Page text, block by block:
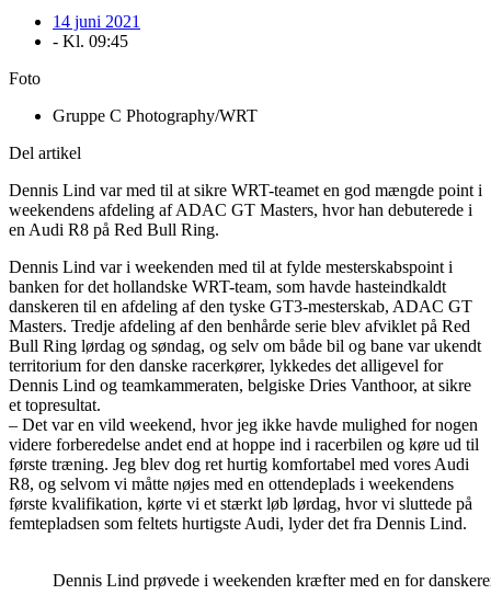
14 juni 2021
- Kl. 09:45
Foto
Gruppe C Photography/WRT
Del artikel
Dennis Lind var med til at sikre WRT-teamet en god mængde point i
weekendens afdeling af ADAC GT Masters, hvor han debuterede i
en Audi R8 på Red Bull Ring.
Dennis Lind var i weekenden med til at fylde mesterskabspoint i
banken for det hollandske WRT-team, som havde hasteindkaldt
danskeren til en afdeling af den tyske GT3-mesterskab, ADAC GT
Masters. Tredje afdeling af den benhårde serie blev afviklet på Red
Bull Ring lørdag og søndag, og selv om både bil og bane var ukendt
territorium for den danske racerkører, lykkedes det alligevel for
Dennis Lind og teamkammeraten, belgiske Dries Vanthoor, at sikre
et topresultat.
– Det var en vild weekend, hvor jeg ikke havde mulighed for nogen
videre forberedelse andet end at hoppe ind i racerbilen og køre ud til
første træning. Jeg blev dog ret hurtig komfortabel med vores Audi
R8, og selvom vi måtte nøjes med en ottendeplads i weekendens
første kvalifikation, kørte vi et stærkt løb lørdag, hvor vi sluttede på
femtepladsen som feltets hurtigste Audi, lyder det fra Dennis Lind.
Dennis Lind prøvede i weekenden kræfter med en for